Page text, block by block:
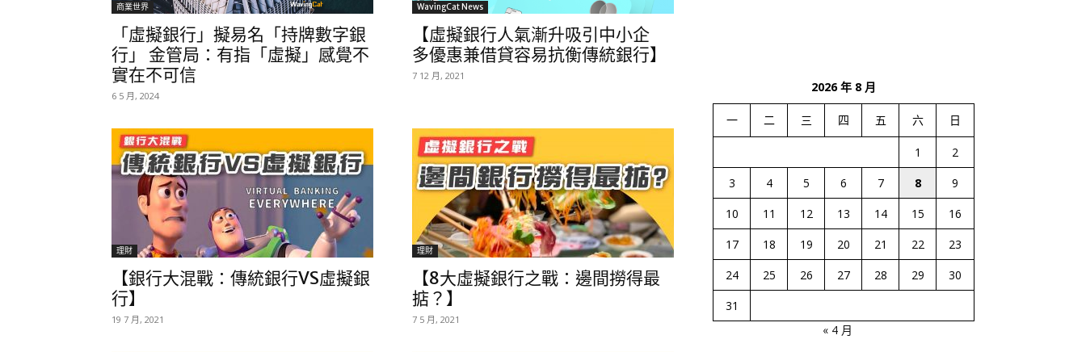
商業世界
「虛擬銀行」擬易名「持牌數字銀
行」 金管局：有指「虛擬」感覺不
實在不可信
6 5 月, 2024
WavingCat News
【虛擬銀行人氣漸升吸引中小企
多優惠兼借貸容易抗衡傳統銀行】
7 12 月, 2021
理財
【銀行大混戰：傳統銀行VS虛擬銀
行】
19 7 月, 2021
理財
【8大虛擬銀行之戰：邊間撈得最
掂？】
7 5 月, 2021
2026 年 8 月
一 二 三 四 五 六 日
1
2
3
4 5 6 7 8
9
10
11 12 13 14 15
16
17
18 19 20 21 22
23
24
25 26 27 28 29
30
31
« 4 月